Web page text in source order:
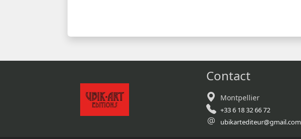
Contact
Montpellier
+33 6 18 32 66 72
ubikartediteur@gmail.com